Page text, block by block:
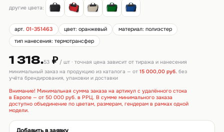
другие цвета:
арт.01-351463 цвет: оранжевый
материал: полиэстер
тип нанесения: термотрансфер
1 318.53₽/ шт · точная цена зависит от тиража и нанесения
минимальный заказ на продукцию из каталога — от 15 000,00 руб. без
учёта брендирования, упаковки и доставки
Внимание! Минимальная сумма заказа на артикул с удалённого стока
в Европе — от 50 000 руб. в РРЦ. В сумме минимального заказа
доступно объединение по цветам, размерам, гендерам в рамках одной
модели.